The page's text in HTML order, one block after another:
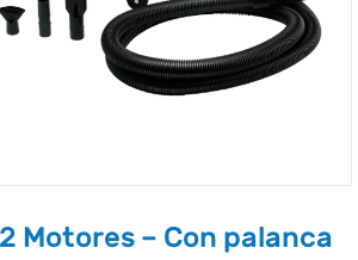
Motores – Con palanca